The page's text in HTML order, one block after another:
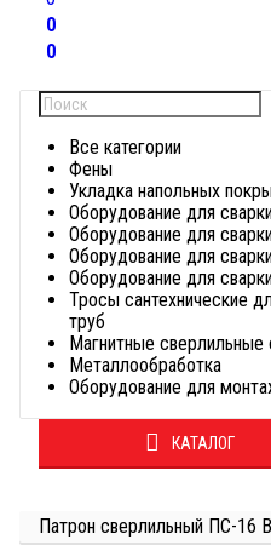
0
0
Все категории
Фены
Укладка напольных
Оборудование для
Оборудование для
Оборудование для
Оборудование для
Тросы сантехнические
труб
Магнитные сверлильные
Металлообработка
Оборудование для
КАТАЛОГ
Патрон сверлильный ПС-16